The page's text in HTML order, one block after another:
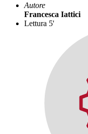
Autore
Francesca Iattici
Lettura 5'